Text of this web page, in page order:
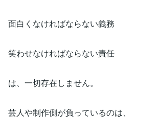
面白くなければならない義務
笑わせなければならない責任
は、一切存在しません。
芸人や制作側が負っているのは、